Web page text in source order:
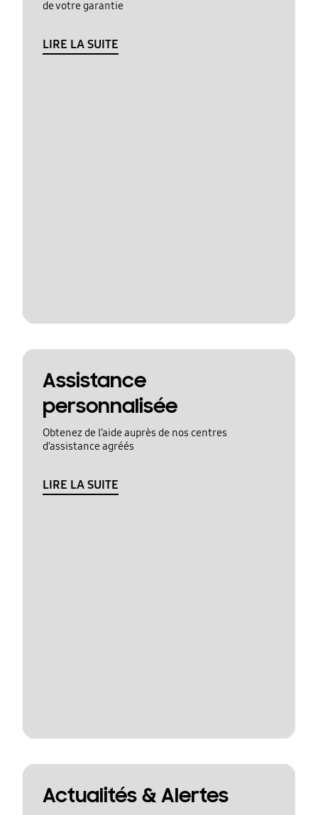
de votre garantie
LIRE LA SUITE
Assistance
personnalisée
Obtenez de l’aide auprès de nos centres
d’assistance agréés
LIRE LA SUITE
Actualités & Alertes